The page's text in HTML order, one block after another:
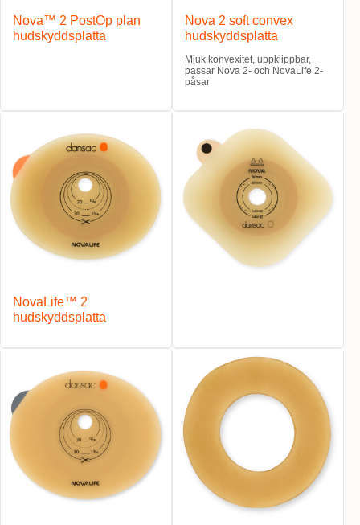
Nova™ 2 PostOp plan
hudskyddsplatta
Nova 2 soft convex
hudskyddsplatta
Mjuk konvexitet, uppklippbar,
passar Nova 2- och NovaLife 2-
påsar
NovaLife™ 2
hudskyddsplatta